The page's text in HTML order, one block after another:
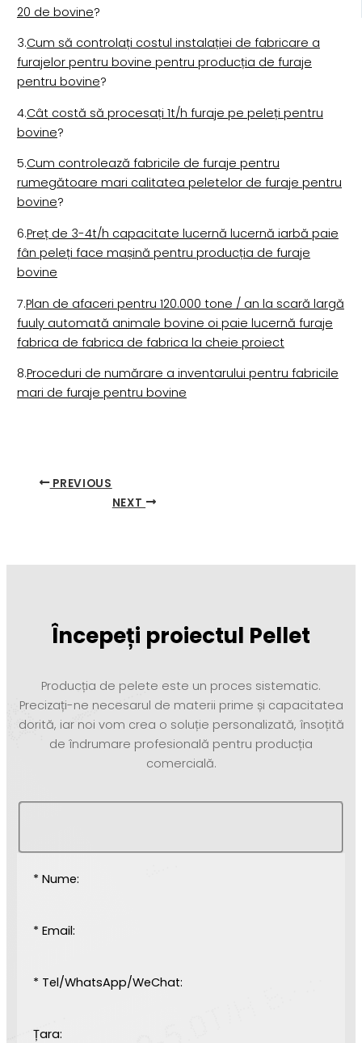
20 de bovine?
3.Cum să controlați costul instalației de fabricare a
furajelor pentru bovine pentru producția de furaje
pentru bovine?
4.Cât costă să procesați 1t/h furaje pe peleți pentru
bovine?
5.Cum controlează fabricile de furaje pentru
rumegătoare mari calitatea peletelor de furaje pentru
bovine?
6.Preț de 3-4t/h capacitate lucernă lucernă iarbă paie
fân peleți face mașină pentru producția de furaje
bovine
7.Plan de afaceri pentru 120.000 tone / an la scară largă
fuuly automată animale bovine oi paie lucernă furaje
fabrica de fabrica de fabrica la cheie proiect
8.Proceduri de numărare a inventarului pentru fabricile
mari de furaje pentru bovine
PREVIOUS
NEXT
Începeți proiectul Pellet
Producția de pelete este un proces sistematic.
Precizați-ne necesarul de materii prime și capacitatea
dorită, iar noi vom crea o soluție personalizată, însoțită
de îndrumare profesională pentru producția
comercială.
* Nume:
* Email:
* Tel/WhatsApp/WeChat:
Țara: